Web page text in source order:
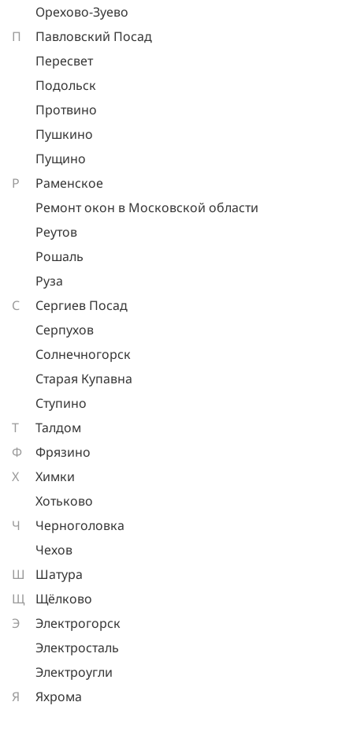
Орехово-Зуево
П
Павловский Посад
Пересвет
Подольск
Протвино
Пушкино
Пущино
Р
Раменское
Ремонт окон в Московской области
Реутов
Рошаль
Руза
С
Сергиев Посад
Серпухов
Солнечногорск
Старая Купавна
Ступино
Т
Талдом
Ф
Фрязино
Х
Химки
Хотьково
Ч
Черноголовка
Чехов
Ш
Шатура
Щ
Щёлково
Э
Электрогорск
Электросталь
Электроугли
Я
Яхрома